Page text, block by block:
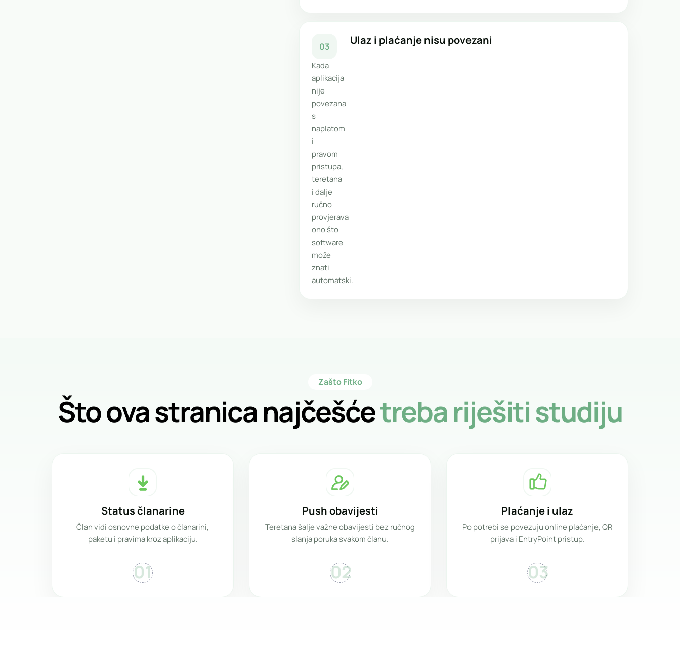
03 Ulaz i plaćanje nisu povezani
Kada
aplikacija
nije
povezana
s
naplatom
i
pravom
pristupa,
teretana
i dalje
ručno
provjerava
ono što
software
može
znati
automatski.
Zašto Fitko
Što ova stranica najčešćetreba riješiti studiju
Status članarine
Član vidi osnovne podatke o članarini,
paketu i pravima kroz aplikaciju.
01
Push obavijesti
Teretana šalje važne obavijesti bez ručnog
slanja poruka svakom članu.
02
Plaćanje i ulaz
Po potrebi se povezuju online plaćanje, QR
prijava i EntryPoint pristup.
03